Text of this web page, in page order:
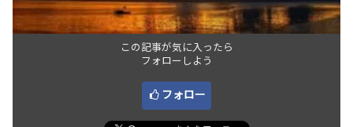
この記事が気に入ったら
フォローしよう
フォロー